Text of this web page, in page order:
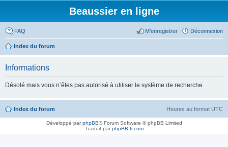
Beaussier en ligne
FAQ Déconnexion
M’enregistrer
Index du forum
Informations
Désolé mais vous n’êtes pas autorisé à utiliser le système de recherche.
Index du forum Heures au format UTC
Développé parphpBB® Forum Software © phpBB Limited
Traduit parphpBB-fr.com